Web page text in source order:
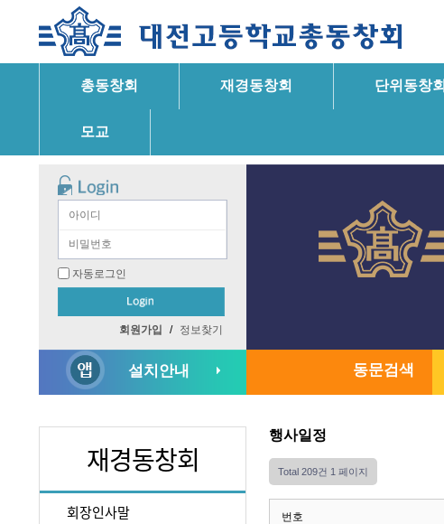
총동창회 재경동창회 단위동창회
모교
자동로그인
회원가입 / 정보찾기
설치안내
재경동창회
회장인사말
동문검색
행사일정
Total 209건 1 페이지
번호